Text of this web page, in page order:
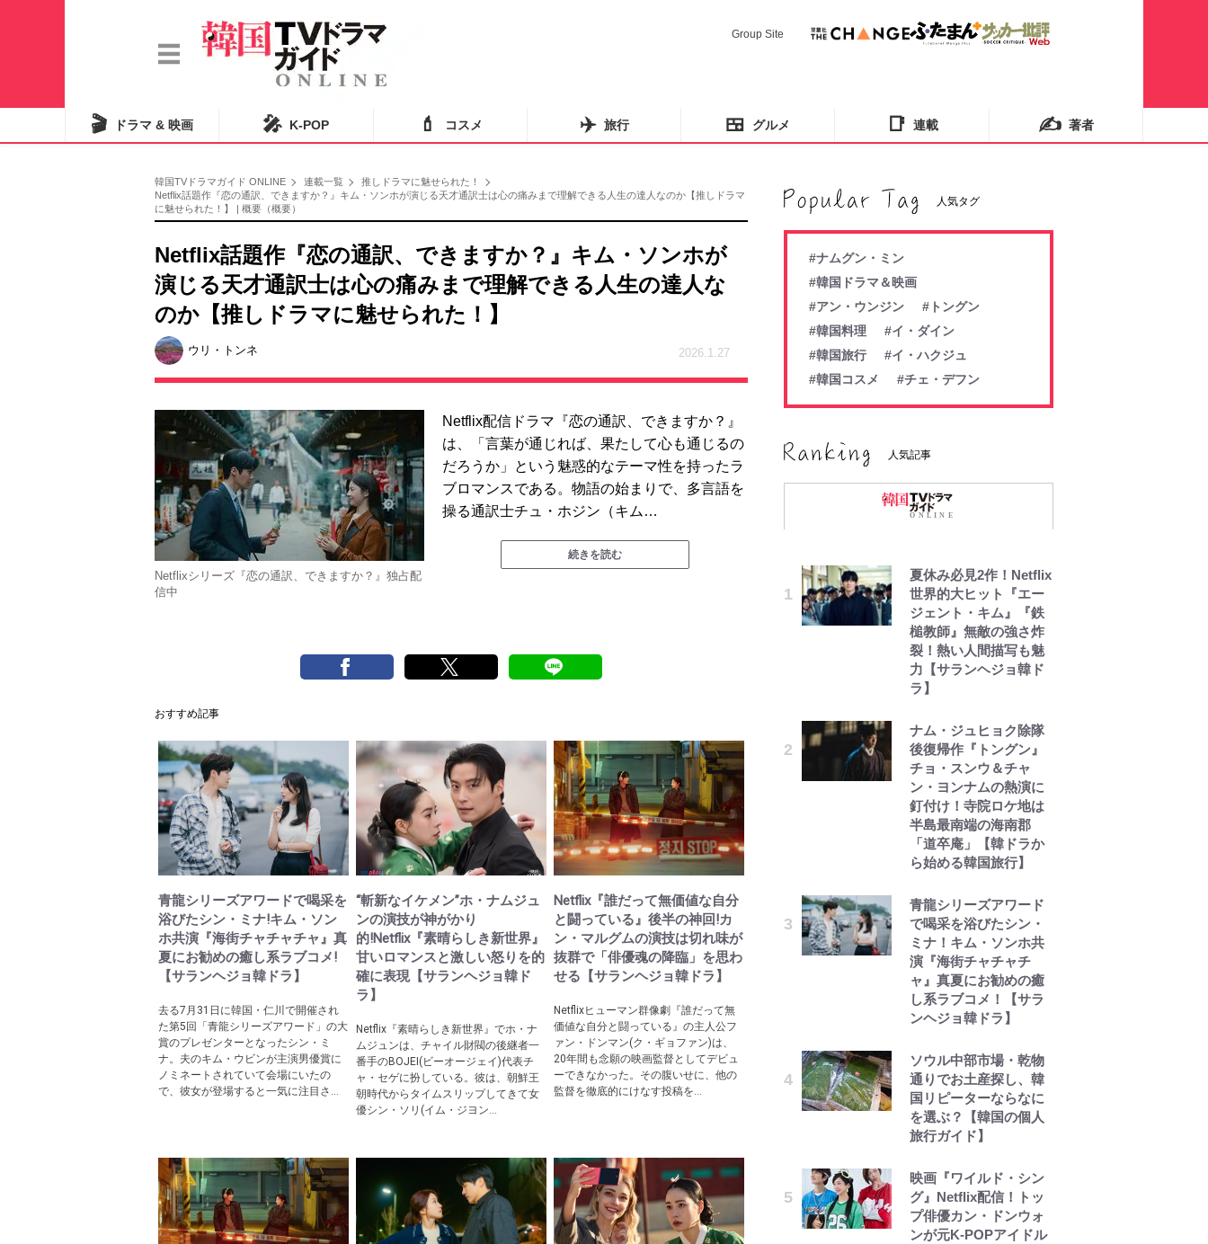
Group Site
🎬 ドラマ & 映画 🎤 K-POP 💄 コスメ ✈️ 旅行 🍱 グルメ 📑 連載 ✍️ 著者
韓国TVドラマガイド ONLINE 連載一覧
推しドラマに魅せられた！
Netflix話題作『恋の通訳、できますか？』キム・ソンホが演じる天才通訳士は心の痛みまで理解できる人生の達人なのか【推しドラマ
に魅せられた！】 | 概要（概要）
Netflix話題作『恋の通訳、できますか？』キム・ソンホが
演じる天才通訳士は心の痛みまで理解できる人生の達人な
のか【推しドラマに魅せられた！】
ウリ・トンネ 2026.1.27
Netflixシリーズ『恋の通訳、できますか？』独占配
信中
Netflix配信ドラマ『恋の通訳、できますか？』
は、「言葉が通じれば、果たして心も通じるの
だろうか」という魅惑的なテーマ性を持ったラ
ブロマンスである。物語の始まりで、多言語を
操る通訳士チュ・ホジン（キム…
続きを読む
おすすめ記事
青龍シリーズアワードで喝采を
浴びたシン・ミナ!キム・ソン
ホ共演『海街チャチャチャ』真
夏にお勧めの癒し系ラブコメ!
【サランヘジョ韓ドラ】
去る7月31日に韓国・仁川で開催され
た第5回「青龍シリーズアワード」の大
賞のプレゼンターとなったシン・ミ
ナ。夫のキム・ウビンが主演男優賞に
ノミネートされていて会場にいたの
で、彼女が登場すると一気に注目さ...
“斬新なイケメン”ホ・ナムジュ
ンの演技が神がかり
的!Netflix『素晴らしき新世界』
甘いロマンスと激しい怒りを的
確に表現【サランヘジョ韓ド
ラ】
Netflix『素晴らしき新世界』でホ・ナ
ムジュンは、チャイル財閥の後継者一
番手のBOJEI(ビーオージェイ)代表チ
ャ・セゲに扮している。彼は、朝鮮王
朝時代からタイムスリップしてきて女
優シン・ソリ(イム・ジヨン...
Netflix『誰だって無価値な自分
と闘っている』後半の神回!カ
ン・マルグムの演技は切れ味が
抜群で「俳優魂の降臨」を思わ
せる【サランヘジョ韓ドラ】
Netflixヒューマン群像劇『誰だって無
価値な自分と闘っている』の主人公フ
ァン・ドンマン(ク・ギョファン)は、
20年間も念願の映画監督としてデビュ
ーできなかった。その腹いせに、他の
監督を徹底的にけなす投稿を...
人気タグ
#ナムグン・ミン
#韓国ドラマ＆映画
#アン・ウンジン
#トングン
#韓国料理
#イ・ダイン
#韓国旅行
#イ・ハクジュ
#韓国コスメ
#チェ・デフン
人気記事
夏休み必見2作！Netflix
世界的大ヒット『エー
ジェント・キム』『鉄
槌教師』無敵の強さ炸
裂！熱い人間描写も魅
力【サランヘジョ韓ド
ラ】
ナム・ジュヒョク除隊
後復帰作『トングン』
チョ・スンウ＆チャ
ン・ヨンナムの熱演に
釘付け！寺院ロケ地は
半島最南端の海南郡
「道卒庵」【韓ドラか
ら始める韓国旅行】
青龍シリーズアワード
で喝采を浴びたシン・
ミナ！キム・ソンホ共
演『海街チャチャチ
ャ』真夏にお勧めの癒
し系ラブコメ！【サラ
ンヘジョ韓ドラ】
ソウル中部市場・乾物
通りでお土産探し、韓
国リピーターならなに
を選ぶ？【韓国の個人
旅行ガイド】
映画『ワイルド・シン
グ』Netflix配信！トッ
プ俳優カン・ドンウォ
ンが元K-POPアイドル